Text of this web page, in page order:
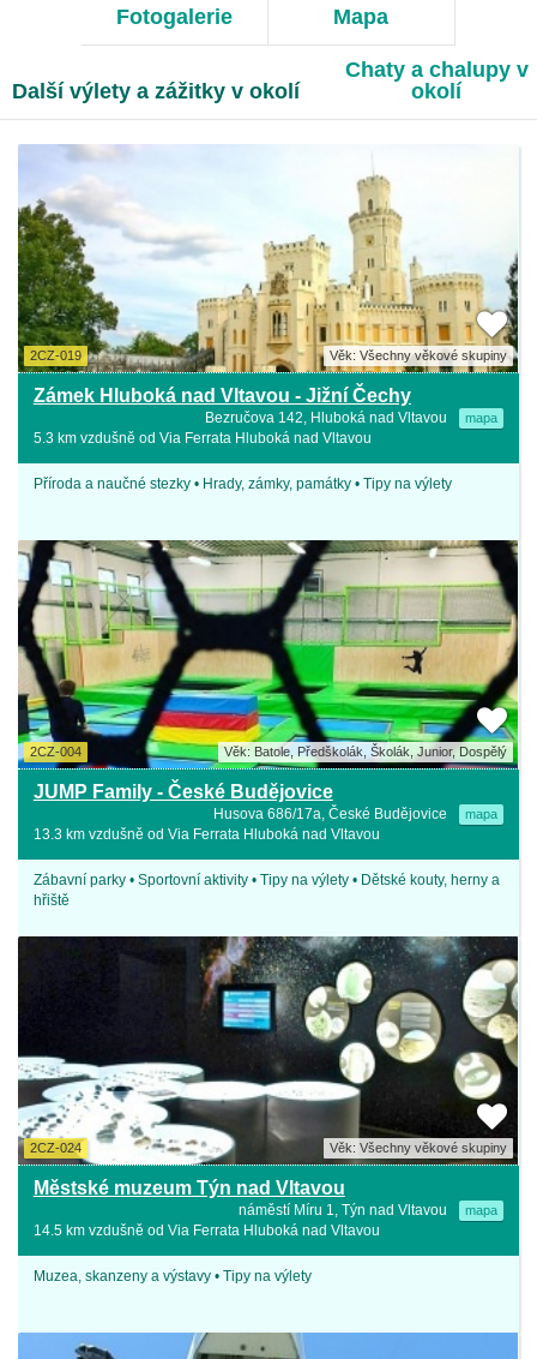
Fotogalerie Mapa
Další výlety a zážitky v okolí
Chaty a chalupy v
okolí
2CZ-019 Věk: Všechny věkové skupiny
Zámek Hluboká nad Vltavou - Jižní Čechy
Bezručova 142, Hluboká nad Vltavou mapa
5.3 km vzdušně od Via Ferrata Hluboká nad Vltavou
Příroda a naučné stezky • Hrady, zámky, památky • Tipy na výlety
2CZ-004 Věk: Batole, Předškolák, Školák, Junior, Dospělý
JUMP Family - České Budějovice
Husova 686/17a, České Budějovice mapa
13.3 km vzdušně od Via Ferrata Hluboká nad Vltavou
Zábavní parky • Sportovní aktivity • Tipy na výlety • Dětské kouty, herny a
hřiště
2CZ-024 Věk: Všechny věkové skupiny
Městské muzeum Týn nad Vltavou
náměstí Míru 1, Týn nad Vltavou mapa
14.5 km vzdušně od Via Ferrata Hluboká nad Vltavou
Muzea, skanzeny a výstavy • Tipy na výlety